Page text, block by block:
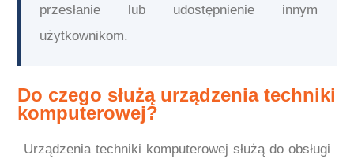
przesłanie lub udostępnienie innym
użytkownikom.
Do czego służą urządzenia techniki
komputerowej?
Urządzenia techniki komputerowej służą do obsługi